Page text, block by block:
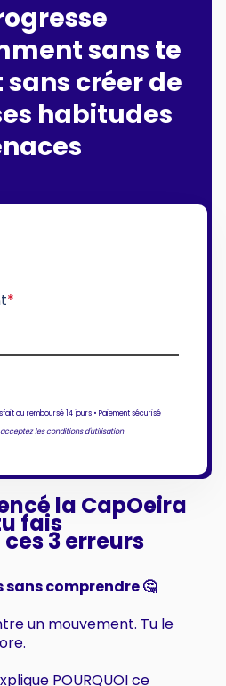
sans te
créer de
habitudes
*
ou remboursé 14 jours • Paiement sécurisé
les conditions d'utilisation
la CapOeira
fais
3 erreurs
sans comprendre 🤔
un mouvement. Tu le
POURQUOI ce